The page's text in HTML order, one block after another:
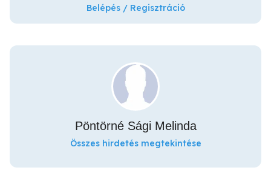
Belépés / Regisztráció
Pöntörné Sági Melinda
Összes hirdetés megtekintése